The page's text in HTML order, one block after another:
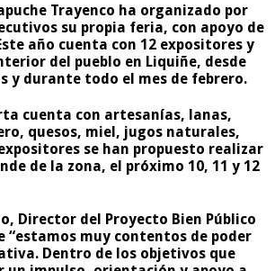
Trayenco ha organizado por
su propia feria, con apoyo de
año cuenta con 12 expositores y
del pueblo en Liquiñe, desde
y durante todo el mes de febrero.
cuenta con artesanías, lanas,
quesos, miel, jugos naturales,
se han propuesto realizar
de la zona, el próximo 10, 11 y 12
Director del Proyecto Bien Público
“estamos muy contentos de poder
Dentro de los objetivos que